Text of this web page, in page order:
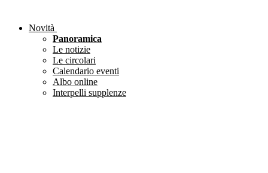
Novità
Panoramica
Le notizie
Le circolari
Calendario eventi
Albo online
Interpelli supplenze